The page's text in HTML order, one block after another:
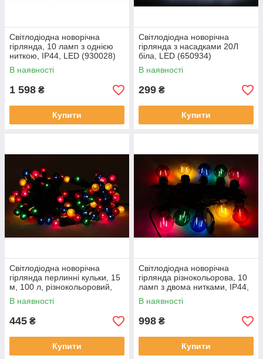
Світлодіодна новорічна
гірлянда, 10 ламп з однією
ниткою, IP44, LED (930028)
В наявності
1 598 ₴
Купити
Світлодіодна новорічна
гірлянда з насадками 20Л
біла, LED (650934)
В наявності
299 ₴
Купити
Світлодіодна новорічна
гірлянда перлинні кульки, 15
м, 100 л, різнокольоровий,
IP20, LED (050635)
В наявності
445 ₴
Купити
Світлодіодна новорічна
гірлянда різнокольорова, 10
ламп з двома нитками, IP44,
LED (930035)
В наявності
998 ₴
Купити